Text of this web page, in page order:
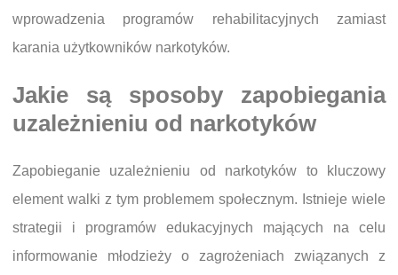
wprowadzenia programów rehabilitacyjnych zamiast
karania użytkowników narkotyków.
Jakie są sposoby zapobiegania
uzależnieniu od narkotyków
Zapobieganie uzależnieniu od narkotyków to kluczowy
element walki z tym problemem społecznym. Istnieje wiele
strategii i programów edukacyjnych mających na celu
informowanie młodzieży o zagrożeniach związanych z